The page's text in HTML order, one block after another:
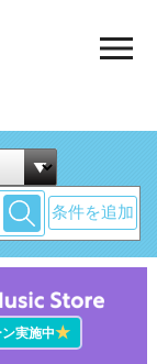
条件を追加
実施中★